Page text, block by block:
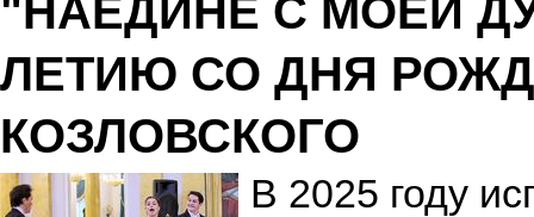
"НАЕДИНЕ С МОЕЙ
ЛЕТИЮ СО ДНЯ
КОЗЛОВСКОГО
В 2025 году